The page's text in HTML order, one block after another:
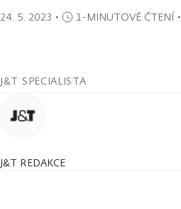
24. 5. 2023 ・ 1-MINUTOVÉ ČTENÍ・
J&T SPECIALISTA
J&T REDAKCE